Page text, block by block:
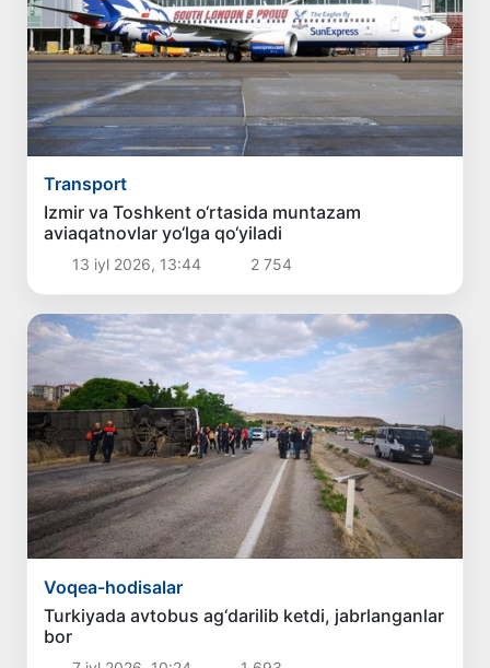
Transport
Izmir va Toshkent o‘rtasida muntazam
aviaqatnovlar yo‘lga qo‘yiladi
13 iyl 2026, 13:44 2 754
Voqea-hodisalar
Turkiyada avtobus ag‘darilib ketdi, jabrlanganlar
bor